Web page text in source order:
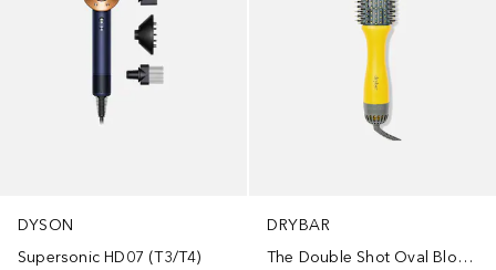
DYSON
Supersonic HD07 (T3/T4)
DRYBAR
The Double Shot Oval Blow-Dryer Brush